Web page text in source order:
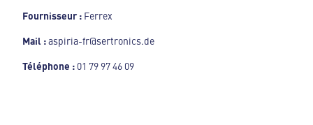
Fournisseur : Ferrex
Mail :aspiria-fr@sertronics.de
Téléphone : 01 79 97 46 09